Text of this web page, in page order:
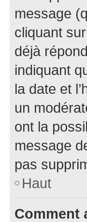
message
cliquant
déjà
indiquant
la date et
un
ont la
message
pas
Haut
Comment